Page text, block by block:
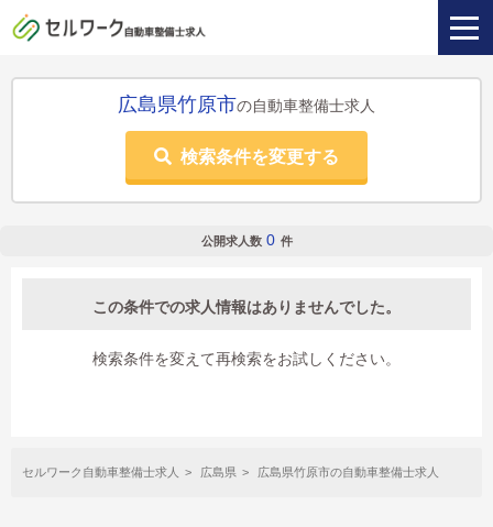
広島県竹原市の自動車整備士求人
検索条件を変更する
公開求人数 0 件
この条件での求人情報はありませんでした。
検索条件を変えて再検索をお試しください。
セルワーク自動車整備士求人 広島県 広島県竹原市の自動車整備士求人